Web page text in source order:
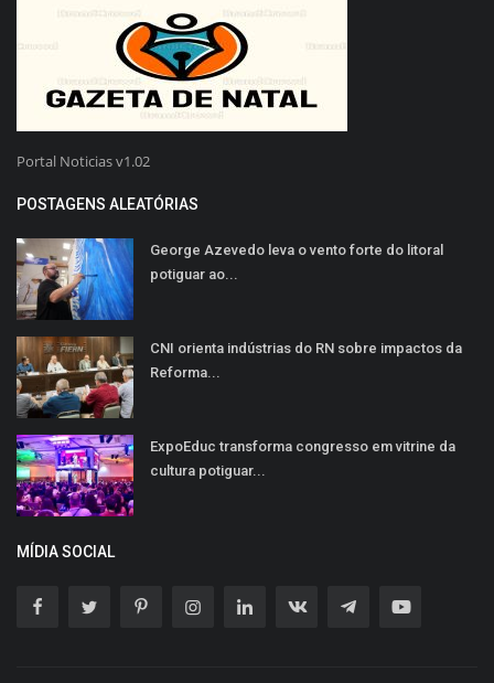
Portal Noticias v1.02
POSTAGENS ALEATÓRIAS
George Azevedo leva o vento forte do litoral
potiguar ao...
CNI orienta indústrias do RN sobre impactos da
Reforma...
ExpoEduc transforma congresso em vitrine da
cultura potiguar...
MÍDIA SOCIAL